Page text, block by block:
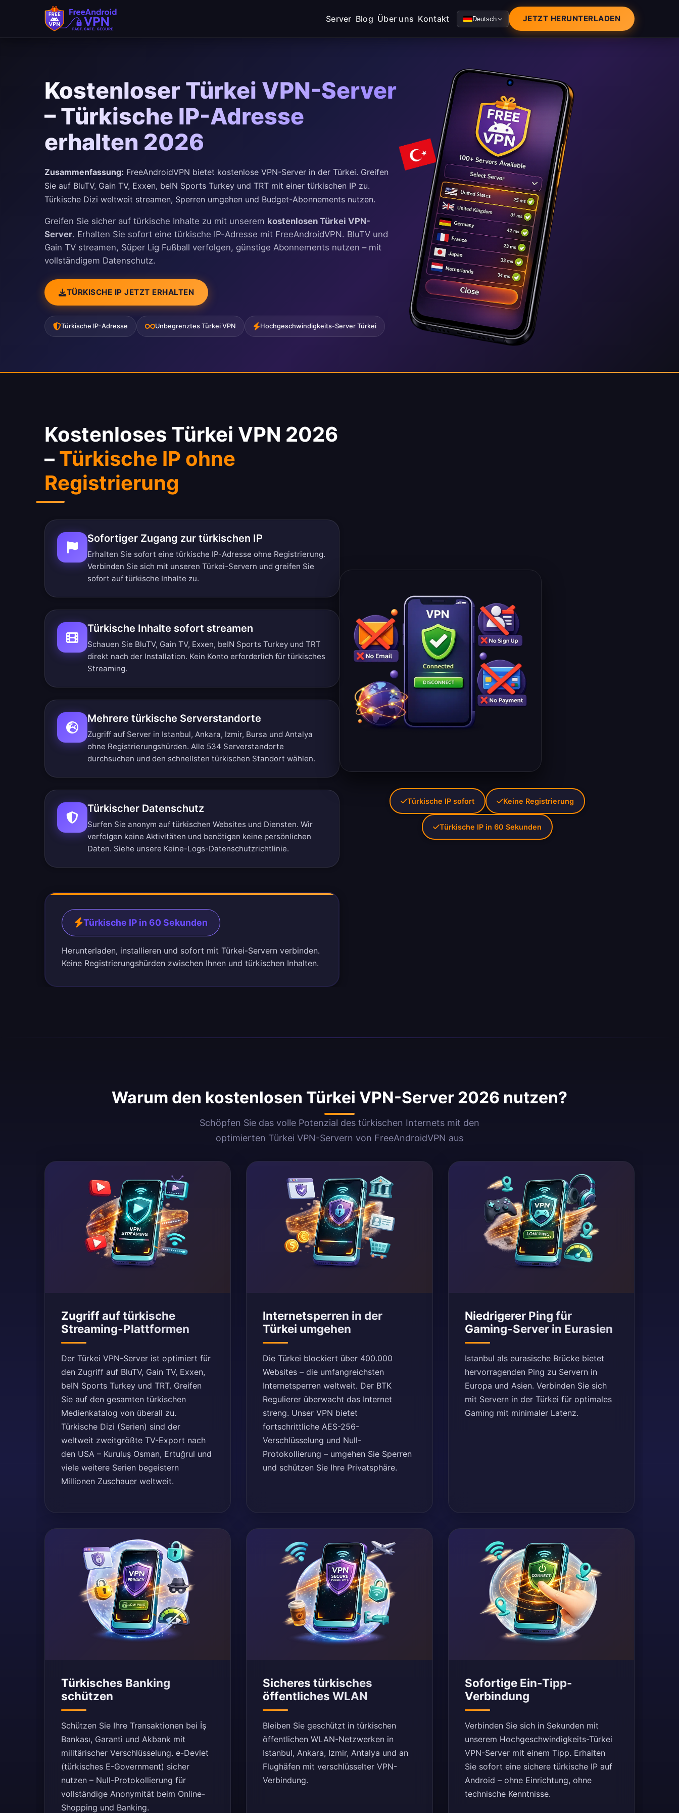
Server Blog Über uns Kontakt Deutsch JETZT HERUNTERLADEN
Kostenloser Türkei VPN-Server
– Türkische IP-Adresse
erhalten 2026
Zusammenfassung: FreeAndroidVPN bietet kostenlose VPN-Server in der Türkei. Greifen
Sie auf BluTV, Gain TV, Exxen, beIN Sports Turkey und TRT mit einer türkischen IP zu.
Türkische Dizi weltweit streamen, Sperren umgehen und Budget-Abonnements nutzen.
Greifen Sie sicher auf türkische Inhalte zu mit unserem kostenlosen Türkei VPN-
Server. Erhalten Sie sofort eine türkische IP-Adresse mit FreeAndroidVPN. BluTV und
Gain TV streamen, Süper Lig Fußball verfolgen, günstige Abonnements nutzen – mit
vollständigem Datenschutz.
TÜRKISCHE IP JETZT ERHALTEN
Türkische IP-Adresse Unbegrenztes Türkei VPN Hochgeschwindigkeits-Server Türkei
Kostenloses Türkei VPN 2026
– Türkische IP ohne
Registrierung
Sofortiger Zugang zur türkischen IP
Erhalten Sie sofort eine türkische IP-Adresse ohne Registrierung.
Verbinden Sie sich mit unseren Türkei-Servern und greifen Sie
sofort auf türkische Inhalte zu.
Türkische Inhalte sofort streamen
Schauen Sie BluTV, Gain TV, Exxen, beIN Sports Turkey und TRT
direkt nach der Installation. Kein Konto erforderlich für türkisches
Streaming.
Mehrere türkische Serverstandorte
Zugriff auf Server in Istanbul, Ankara, Izmir, Bursa und Antalya
ohne Registrierungshürden. Alle 534 Serverstandorte
durchsuchen und den schnellsten türkischen Standort wählen.
Türkischer Datenschutz
Surfen Sie anonym auf türkischen Websites und Diensten. Wir
verfolgen keine Aktivitäten und benötigen keine persönlichen
Daten. Siehe unsere Keine-Logs-Datenschutzrichtlinie.
Türkische IP in 60 Sekunden
Herunterladen, installieren und sofort mit Türkei-Servern verbinden.
Keine Registrierungshürden zwischen Ihnen und türkischen Inhalten.
Türkische IP sofort Keine Registrierung
Türkische IP in 60 Sekunden
Warum den kostenlosen Türkei VPN-Server 2026 nutzen?
Schöpfen Sie das volle Potenzial des türkischen Internets mit den
optimierten Türkei VPN-Servern von FreeAndroidVPN aus
Zugriff auf türkische
Streaming-Plattformen
Der Türkei VPN-Server ist optimiert für
den Zugriff auf BluTV, Gain TV, Exxen,
beIN Sports Turkey und TRT. Greifen
Sie auf den gesamten türkischen
Medienkatalog von überall zu.
Türkische Dizi (Serien) sind der
weltweit zweitgrößte TV-Export nach
den USA – Kuruluş Osman, Ertuğrul und
viele weitere Serien begeistern
Millionen Zuschauer weltweit.
Internetsperren in der
Türkei umgehen
Die Türkei blockiert über 400.000
Websites – die umfangreichsten
Internetsperren weltweit. Der BTK
Regulierer überwacht das Internet
streng. Unser VPN bietet
fortschrittliche AES-256-
Verschlüsselung und Null-
Protokollierung – umgehen Sie Sperren
und schützen Sie Ihre Privatsphäre.
Niedrigerer Ping für
Gaming-Server in Eurasien
Istanbul als eurasische Brücke bietet
hervorragenden Ping zu Servern in
Europa und Asien. Verbinden Sie sich
mit Servern in der Türkei für optimales
Gaming mit minimaler Latenz.
Türkisches Banking
schützen
Schützen Sie Ihre Transaktionen bei İş
Bankası, Garanti und Akbank mit
militärischer Verschlüsselung. e-Devlet
(türkisches E-Government) sicher
nutzen – Null-Protokollierung für
vollständige Anonymität beim Online-
Shopping und Banking.
Sicheres türkisches
öffentliches WLAN
Bleiben Sie geschützt in türkischen
öffentlichen WLAN-Netzwerken in
Istanbul, Ankara, Izmir, Antalya und an
Flughäfen mit verschlüsselter VPN-
Verbindung.
Sofortige Ein-Tipp-
Verbindung
Verbinden Sie sich in Sekunden mit
unserem Hochgeschwindigkeits-Türkei
VPN-Server mit einem Tipp. Erhalten
Sie sofort eine sichere türkische IP auf
Android – ohne Einrichtung, ohne
technische Kenntnisse.